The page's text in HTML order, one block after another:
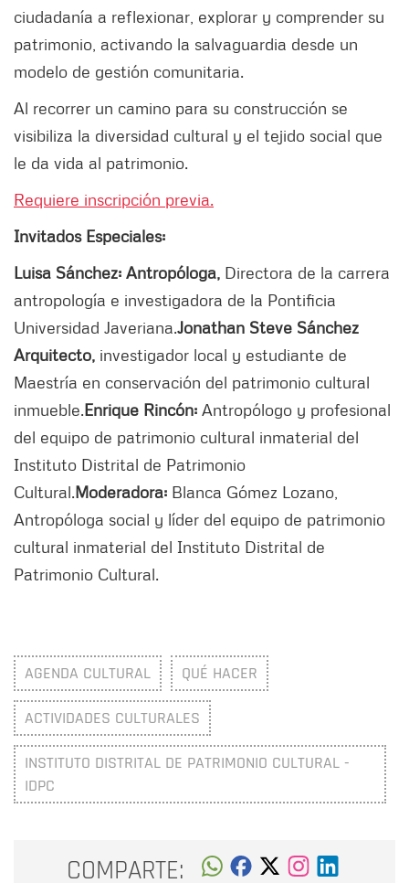
ciudadanía a reflexionar, explorar y comprender su
patrimonio, activando la salvaguardia desde un
modelo de gestión comunitaria.
Al recorrer un camino para su construcción se
visibiliza la diversidad cultural y el tejido social que
le da vida al patrimonio.
Requiere inscripción previa.
Invitados Especiales:
Luisa Sánchez: Antropóloga, Directora de la carrera
antropología e investigadora de la Pontificia
Universidad Javeriana.Jonathan Steve Sánchez
Arquitecto, investigador local y estudiante de
Maestría en conservación del patrimonio cultural
inmueble.Enrique Rincón: Antropólogo y profesional
del equipo de patrimonio cultural inmaterial del
Instituto Distrital de Patrimonio
Cultural.Moderadora: Blanca Gómez Lozano,
Antropóloga social y líder del equipo de patrimonio
cultural inmaterial del Instituto Distrital de
Patrimonio Cultural.
AGENDA CULTURAL QUÉ HACER
ACTIVIDADES CULTURALES
INSTITUTO DISTRITAL DE PATRIMONIO CULTURAL -
IDPC
COMPARTE: